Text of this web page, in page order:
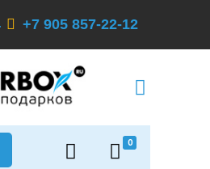
+7 905 857-22-12
0